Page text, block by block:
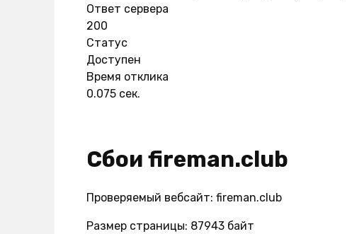
Ответ сервера
200
Статус
Доступен
Время отклика
0.075 сек.
Сбои fireman.club
Проверяемый вебсайт: fireman.club
Размер страницы: 87943 байт